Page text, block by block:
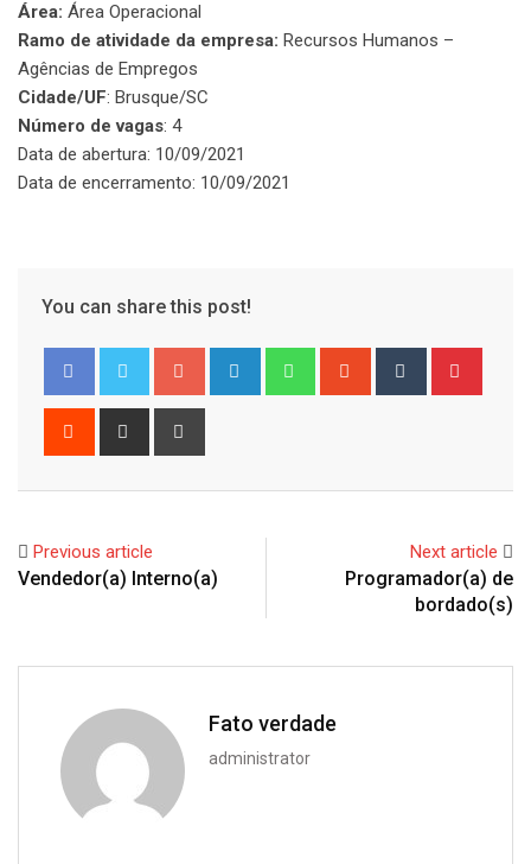
Área: Área Operacional
Ramo de atividade da empresa: Recursos Humanos –
Agências de Empregos
Cidade/UF: Brusque/SC
Número de vagas: 4
Data de abertura: 10/09/2021
Data de encerramento: 10/09/2021
You can share this post!
Google+ LinkedIn WhatsappStumbleUpon
Tumblr
Reddit
Share
Previous article
Vendedor(a) Interno(a)
Next article
Programador(a) de
bordado(s)
Fato verdade
administrator